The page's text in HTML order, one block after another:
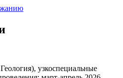
узкоспециальные